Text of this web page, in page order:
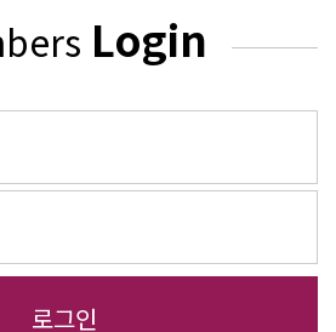
Login